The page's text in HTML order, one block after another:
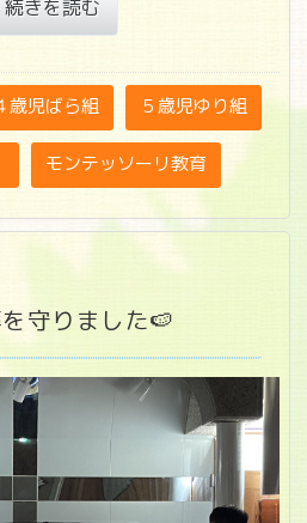
続きを読む
歳児ばら組 ５歳児ゆり組
モンテッソーリ教育
守りました🍉